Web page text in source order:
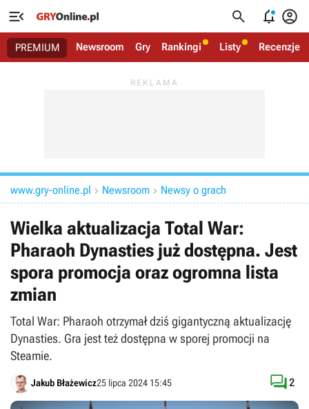
   
PREMIUM Newsroom Gry Rankingi Listy Recenzje
www.gry-online.pl  Newsroom  Newsy o grach
Wielka aktualizacja Total War:
Pharaoh Dynasties już dostępna. Jest
spora promocja oraz ogromna lista
zmian
Total War: Pharaoh otrzymał dziś gigantyczną aktualizację
Dynasties. Gra jest też dostępna w sporej promocji na
Steamie.
Jakub Błażewicz25 lipca 2024 15:45 2